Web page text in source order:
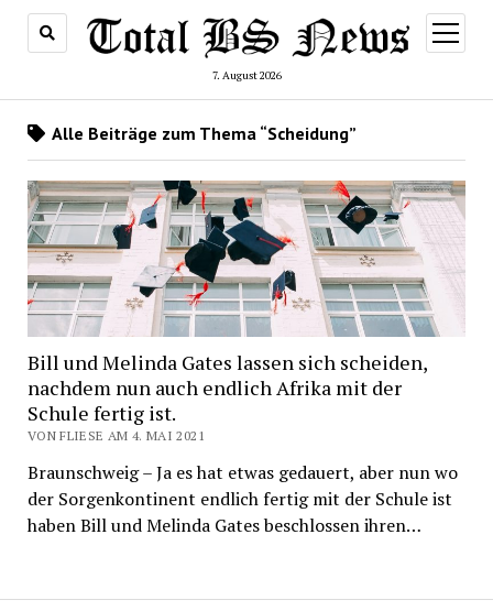
7. August 2026
Menü
öffnen
Alle Beiträge zum Thema “Scheidung”
Bill und Melinda Gates lassen sich scheiden,
nachdem nun auch endlich Afrika mit der
Schule fertig ist.
VON FLIESE AM 4. MAI 2021
Braunschweig – Ja es hat etwas gedauert, aber nun wo
der Sorgenkontinent endlich fertig mit der Schule ist
haben Bill und Melinda Gates beschlossen ihren…